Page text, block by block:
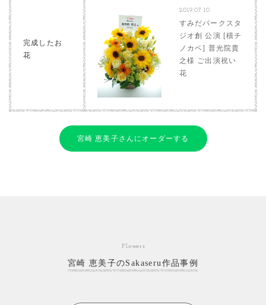
完成したお
花
2019.07.10
すみだパークスタ
ジオ創 公演 [積チ
ノカベ] 普光院貴
之様 ご出演祝い
花
宮崎 恵美子さんにオーダーする
Flowers
宮崎 恵美子のSakaseru作品事例